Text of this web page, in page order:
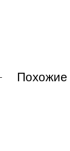
Похожие